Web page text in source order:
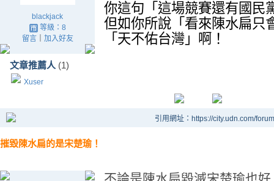
blackjack
等級：8
留言｜ 加入好友
文章推薦人 (1)
Xuser
你這句「這場競賽還有國民
但如你所說「看來陳水扁只
「天不佑台灣」啊！
引用網址：https://city.udn.com/
摧毀陳水扁的是宋楚瑜！